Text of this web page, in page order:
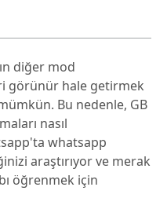
diğer mod
görünür hale getirmek
Bu nedenle, GB
nasıl
whatsapp
araştırıyor ve merak
öğrenmek için